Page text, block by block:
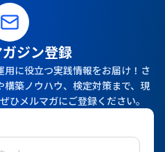
ジン登録
に役立つ実践情報をお届け！さ
築ノウハウ、検定対策まで、現
ひメルマガにご登録ください。